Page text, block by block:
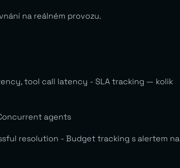
na reálném provozu.
tool call latency - SLA tracking — kolik
agents
resolution - Budget tracking s alertem na